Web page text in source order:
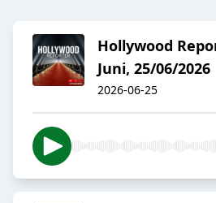
Hollywood
Juni, 25/06/2026
2026-06-25